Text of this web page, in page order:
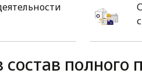
состав полного